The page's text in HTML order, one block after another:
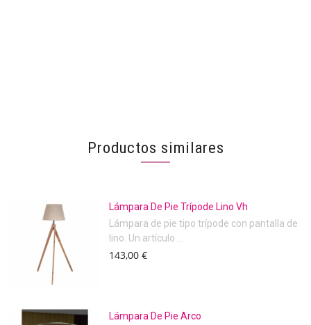
Productos similares
Lámpara De Pie Trípode Lino Vh
Lámpara de pie tipo trípode con pantalla de
lino. Un artículo ...
143,00 €
Lámpara De Pie Arco